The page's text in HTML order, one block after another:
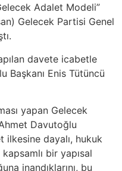
Adalet Modeli”
Gelecek Partisi Genel
davete icabetle
Başkanı Enis Tütüncü
yapan Gelecek
Davutoğlu
ilkesine dayalı, hukuk
bir yapısal
inandıklarını, bu